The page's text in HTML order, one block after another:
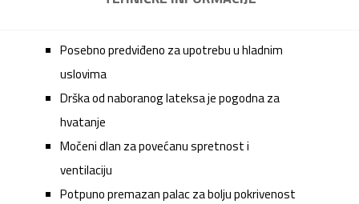
Posebno predviđeno za upotrebu u hladnim
uslovima
Drška od naboranog lateksa je pogodna za
hvatanje
Močeni dlan za povećanu spretnost i
ventilaciju
Potpuno premazan palac za bolju pokrivenost